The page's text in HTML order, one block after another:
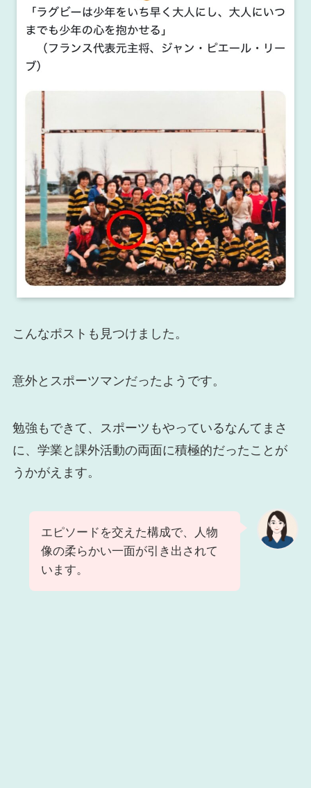
こんなポストも見つけました。
意外とスポーツマンだったようです。
勉強もできて、スポーツもやっているなんてまさ
に、学業と課外活動の両面に積極的だったことが
うかがえます。
エピソードを交えた構成で、人物
像の柔らかい一面が引き出されて
います。